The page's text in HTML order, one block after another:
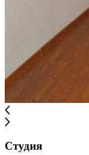
Студия